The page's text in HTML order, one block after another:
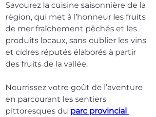
Savourez la cuisine saisonnière de la
région, qui met à l’honneur les fruits
de mer fraîchement pêchés et les
produits locaux, sans oublier les vins
et cidres réputés élaborés à partir
des fruits de la vallée.
Nourrissez votre goût de l’aventure
en parcourant les sentiers
pittoresques du parc provincial